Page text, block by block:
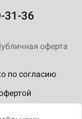
31-36
по согласию
оферта